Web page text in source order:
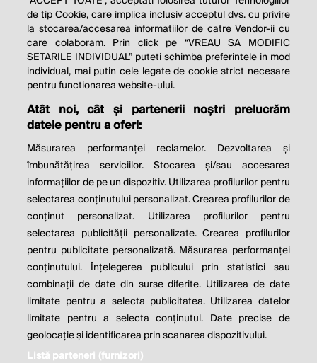
Milton Friedman
© 2026 Profit.ro. Toate drepturile rezervate.
Dezvoltat de1616.ro
Contact Publicitate
Politica de cookie Politica de
confidențialitate
Setări cookies
este parte a
de tip Cookie, care implica inclusiv acceptul dvs. cu privire
la stocarea/accesarea informatiilor de catre Vendor-ii cu
care colaboram. Prin click pe “VREAU SA MODIFIC
SETARILE INDIVIDUAL” puteti schimba preferintele in mod
individual, mai putin cele legate de cookie strict necesare
pentru functionarea website-ului.
Atât noi, cât și partenerii noștri prelucrăm
datele pentru a oferi:
Măsurarea performanței reclamelor. Dezvoltarea și
îmbunătățirea serviciilor. Stocarea și/sau accesarea
informațiilor de pe un dispozitiv. Utilizarea profilurilor pentru
selectarea conținutului personalizat. Crearea profilurilor de
conținut personalizat. Utilizarea profilurilor pentru
selectarea publicității personalizate. Crearea profilurilor
pentru publicitate personalizată. Măsurarea performanței
conținutului. Înțelegerea publicului prin statistici sau
combinații de date din surse diferite. Utilizarea de date
limitate pentru a selecta publicitatea. Utilizarea datelor
limitate pentru a selecta conținutul. Date precise de
geolocație și identificarea prin scanarea dispozitivului.
Listă parteneri (furnizori)